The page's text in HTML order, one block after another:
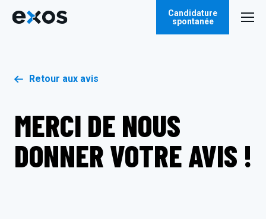
Candidature
spontanée
Retour aux avis
MERCI DE NOUS
DONNER VOTRE AVIS !